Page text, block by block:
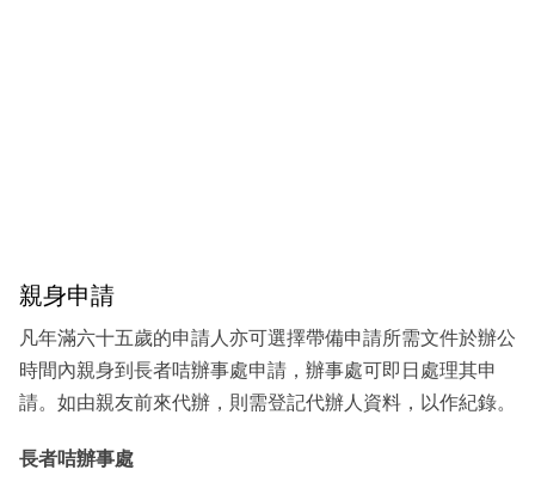
親身申請
凡年滿六十五歲的申請人亦可選擇帶備申請所需文件於辦公
時間內親身到長者咭辦事處申請，辦事處可即日處理其申
請。如由親友前來代辦，則需登記代辦人資料，以作紀錄。
長者咭辦事處